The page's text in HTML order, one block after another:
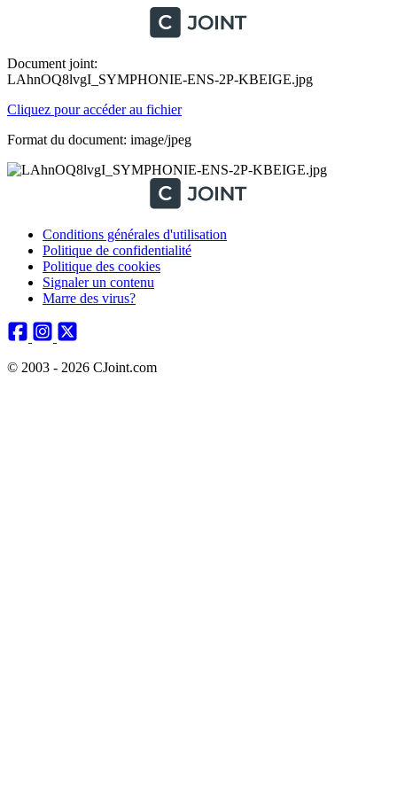
Document joint:
LAhnOQ8lvgI_SYMPHONIE-ENS-2P-KBEIGE.jpg
Cliquez pour accéder au fichier
Format du document: image/jpeg
Conditions générales d'utilisation
Politique de confidentialité
Politique des cookies
Signaler un contenu
Marre des virus?
© 2003 - 2026 CJoint.com